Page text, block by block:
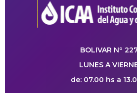
BOLIVAR Nº
LUNES A
de: 07.00 hs a